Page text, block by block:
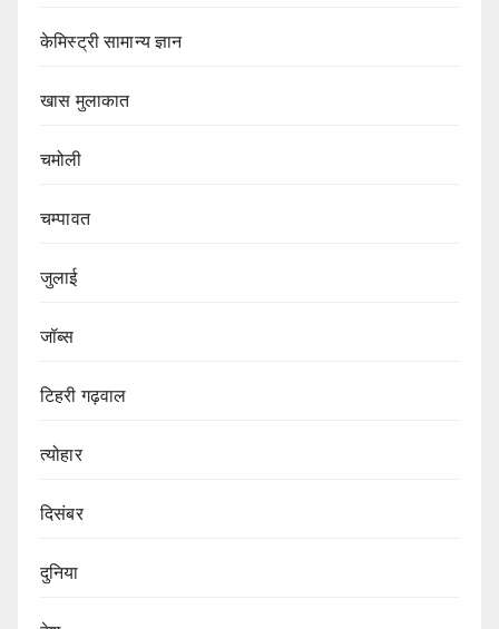
केमिस्ट्री सामान्य ज्ञान
खास मुलाकात
चमोली
चम्पावत
जुलाई
जॉब्स
टिहरी गढ़वाल
त्योहार
दिसंबर
दुनिया